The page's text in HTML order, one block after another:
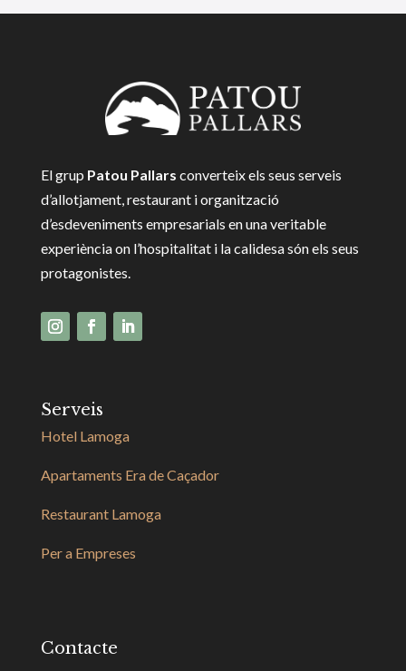
El grup Patou Pallars converteix els seus serveis
d’allotjament, restaurant i organització
d’esdeveniments empresarials en una veritable
experiència on l’hospitalitat i la calidesa són els seus
protagonistes.
Serveis
Hotel Lamoga
Apartaments Era de Caçador
Restaurant Lamoga
Per a Empreses
Contacte